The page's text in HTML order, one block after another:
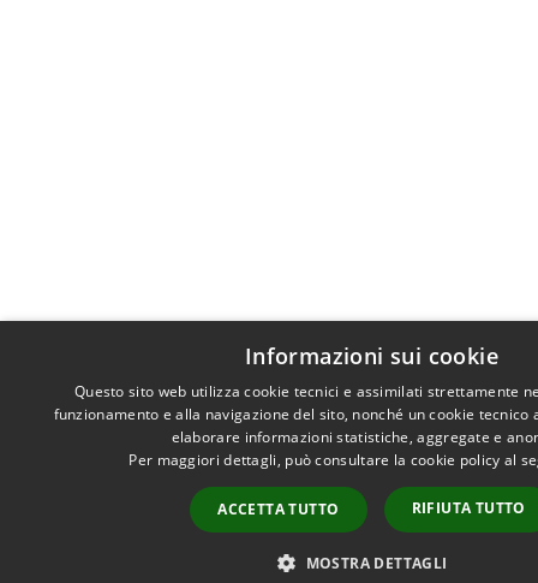
Informazioni sui cookie
Questo sito web utilizza cookie tecnici e assimilati strettamente
funzionamento e alla navigazione del sito, nonché un cookie tecnico
elaborare informazioni statistiche, aggregate e
Per maggiori dettagli, può consultare la cookie policy al
ACCETTA TUTTO RIFIUTA TUTTO
MOSTRA DETTAGLI